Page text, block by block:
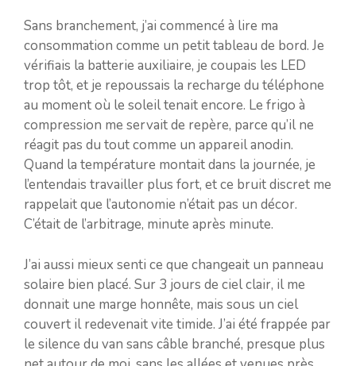
Sans branchement, j’ai commencé à lire ma
consommation comme un petit tableau de bord. Je
vérifiais la batterie auxiliaire, je coupais les LED
trop tôt, et je repoussais la recharge du téléphone
au moment où le soleil tenait encore. Le frigo à
compression me servait de repère, parce qu’il ne
réagit pas du tout comme un appareil anodin.
Quand la température montait dans la journée, je
l’entendais travailler plus fort, et ce bruit discret me
rappelait que l’autonomie n’était pas un décor.
C’était de l’arbitrage, minute après minute.
J’ai aussi mieux senti ce que changeait un panneau
solaire bien placé. Sur 3 jours de ciel clair, il me
donnait une marge honnête, mais sous un ciel
couvert il redevenait vite timide. J’ai été frappée par
le silence du van sans câble branché, presque plus